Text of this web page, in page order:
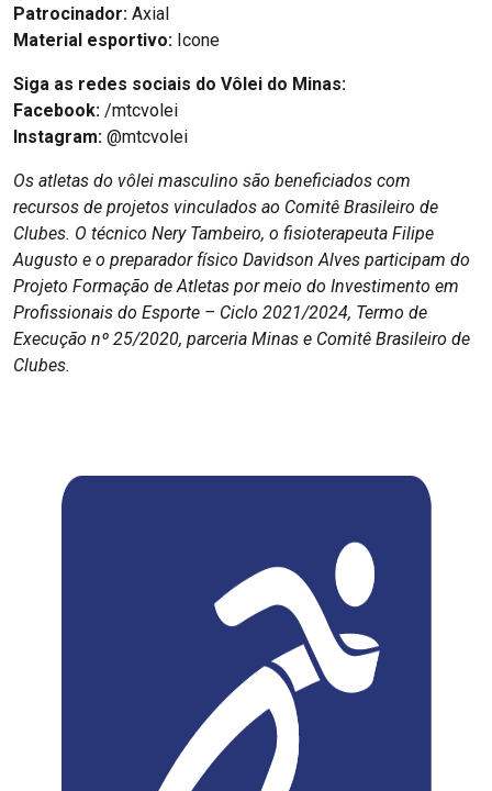
Patrocinador: Axial
Material esportivo: Icone
Siga as redes sociais do Vôlei do Minas:
Facebook: /mtcvolei
Instagram: @mtcvolei
Os atletas do vôlei masculino são beneficiados com
recursos de projetos vinculados ao Comitê Brasileiro de
Clubes. O técnico Nery Tambeiro, o fisioterapeuta Filipe
Augusto e o preparador físico Davidson Alves participam do
Projeto Formação de Atletas por meio do Investimento em
Profissionais do Esporte – Ciclo 2021/2024, Termo de
Execução nº 25/2020, parceria Minas e Comitê Brasileiro de
Clubes.